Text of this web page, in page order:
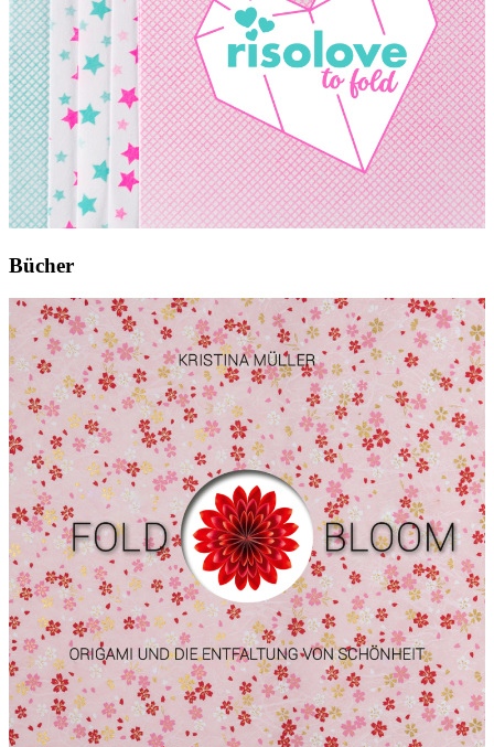
Bücher